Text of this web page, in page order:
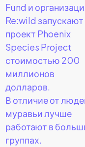
Fund и
Re:wild запускают
проект Phoenix
Species Project
стоимостью 200
миллионов
долларов.
В отличие от
муравьи лучше
работают в
группах.